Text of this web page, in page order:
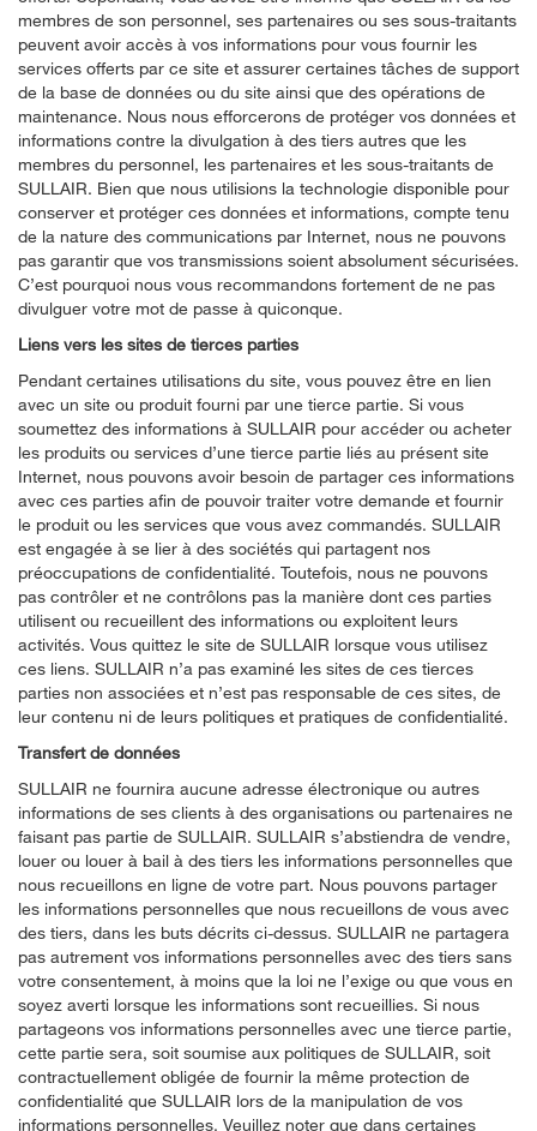
membres de son personnel, ses partenaires ou ses sous-traitants
peuvent avoir accès à vos informations pour vous fournir les
services offerts par ce site et assurer certaines tâches de support
de la base de données ou du site ainsi que des opérations de
maintenance. Nous nous efforcerons de protéger vos données et
informations contre la divulgation à des tiers autres que les
membres du personnel, les partenaires et les sous-traitants de
SULLAIR. Bien que nous utilisions la technologie disponible pour
conserver et protéger ces données et informations, compte tenu
de la nature des communications par Internet, nous ne pouvons
pas garantir que vos transmissions soient absolument sécurisées.
C’est pourquoi nous vous recommandons fortement de ne pas
divulguer votre mot de passe à quiconque.
Liens vers les sites de tierces parties
Pendant certaines utilisations du site, vous pouvez être en lien
avec un site ou produit fourni par une tierce partie. Si vous
soumettez des informations à SULLAIR pour accéder ou acheter
les produits ou services d’une tierce partie liés au présent site
Internet, nous pouvons avoir besoin de partager ces informations
avec ces parties afin de pouvoir traiter votre demande et fournir
le produit ou les services que vous avez commandés. SULLAIR
est engagée à se lier à des sociétés qui partagent nos
préoccupations de confidentialité. Toutefois, nous ne pouvons
pas contrôler et ne contrôlons pas la manière dont ces parties
utilisent ou recueillent des informations ou exploitent leurs
activités. Vous quittez le site de SULLAIR lorsque vous utilisez
ces liens. SULLAIR n’a pas examiné les sites de ces tierces
parties non associées et n’est pas responsable de ces sites, de
leur contenu ni de leurs politiques et pratiques de confidentialité.
Transfert de données
SULLAIR ne fournira aucune adresse électronique ou autres
informations de ses clients à des organisations ou partenaires ne
faisant pas partie de SULLAIR. SULLAIR s’abstiendra de vendre,
louer ou louer à bail à des tiers les informations personnelles que
nous recueillons en ligne de votre part. Nous pouvons partager
les informations personnelles que nous recueillons de vous avec
des tiers, dans les buts décrits ci-dessus. SULLAIR ne partagera
pas autrement vos informations personnelles avec des tiers sans
votre consentement, à moins que la loi ne l’exige ou que vous en
soyez averti lorsque les informations sont recueillies. Si nous
partageons vos informations personnelles avec une tierce partie,
cette partie sera, soit soumise aux politiques de SULLAIR, soit
contractuellement obligée de fournir la même protection de
confidentialité que SULLAIR lors de la manipulation de vos
informations personnelles. Veuillez noter que dans certaines